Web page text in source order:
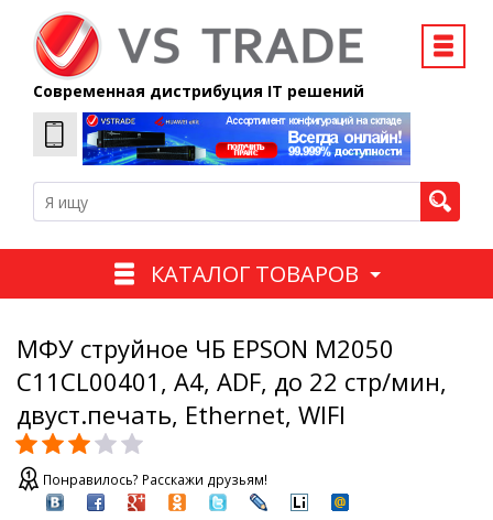
Современная дистрибуция IT решений
КАТАЛОГ ТОВАРОВ
МФУ струйное ЧБ EPSON M2050
C11CL00401, А4, ADF, до 22 стр/мин,
двуст.печать, Ethernet, WIFI
Понравилось? Расскажи друзьям!